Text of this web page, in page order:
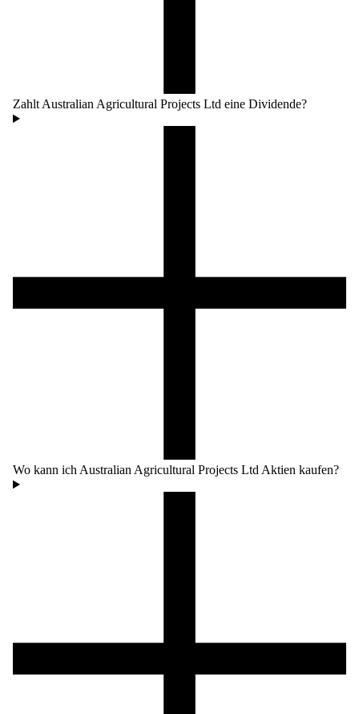
Zahlt Australian Agricultural Projects Ltd eine Dividende?
Wo kann ich Australian Agricultural Projects Ltd Aktien kaufen?